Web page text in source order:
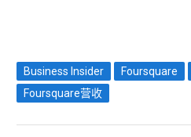
Business Insider Foursquare
Foursquare营收